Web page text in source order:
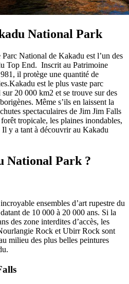
National Park
National de Kakadu est l’un des
Top End. Inscrit au Patrimoine
il protège une quantité de
est le plus vaste parc
20 000 km2 et se trouve sur des
Même s’ils en laissent la
spectaculaires de Jim Jim Falls
tropicale, les plaines inondables,
y a tant à découvrir au Kakadu
National Park ?
ensembles d’art rupestre du
de 10 000 à 20 000 ans. Si la
des zone interdites d’accès, les
Rock et Ubirr Rock sont
milieu des plus belles peintures